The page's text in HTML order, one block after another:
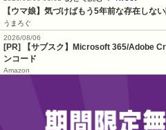
【ウマ娘】気づけばもう5年前な存在し
うまろぐ
2026/08/06
[PR] 【サブスク】Microsoft 365/Adobe
ンコード
Amazon